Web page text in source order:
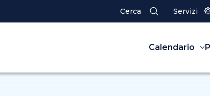
Cerca Servizi
Calendario